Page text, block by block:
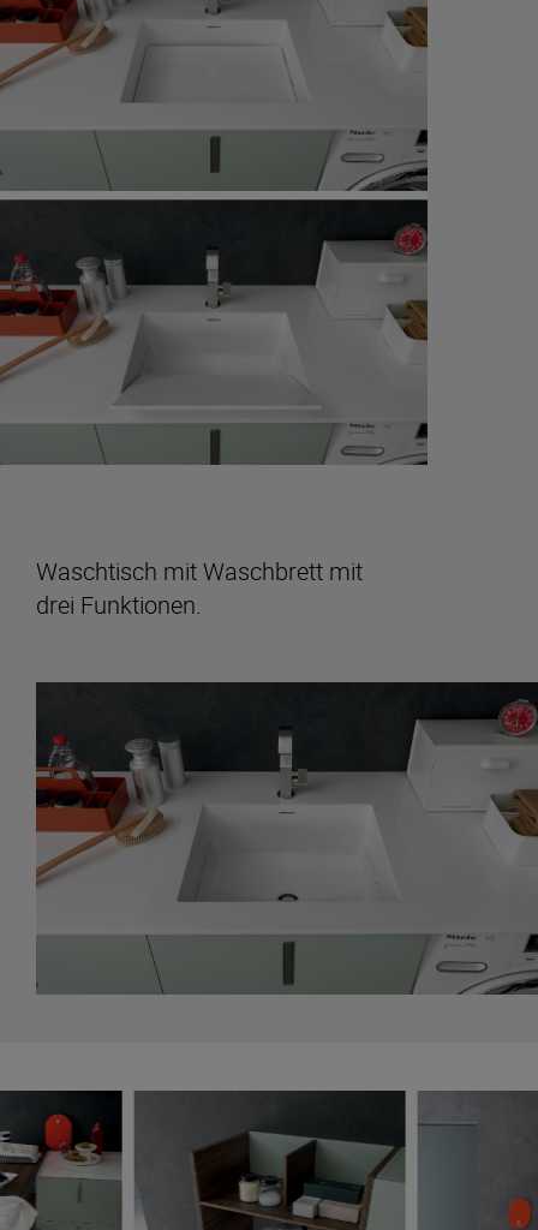
Waschtisch mit Waschbrett mit
drei Funktionen.